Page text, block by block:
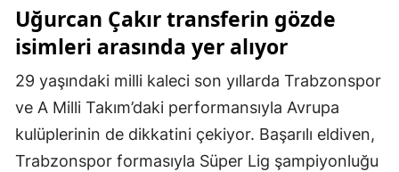
Sakarya
Samsun
Siirt
Sivas
Uğurcan Çakır transferin gözde
isimleri arasında yer alıyor
29 yaşındaki milli kaleci son yıllarda Trabzonspor
ve A Milli Takım’daki performansıyla Avrupa
kulüplerinin de dikkatini çekiyor. Başarılı eldiven,
Trabzonspor formasıyla Süper Lig şampiyonluğu